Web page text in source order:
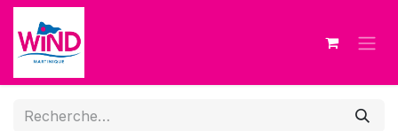
Se rendre au contenu